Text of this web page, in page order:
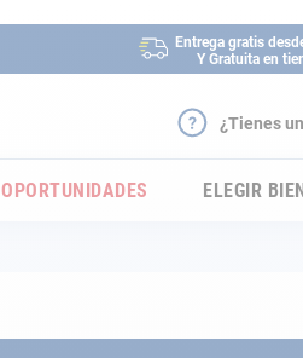
Entrega gratis
Y Gratuita en
¿Tienes
OPORTUNIDADES ELEGIR